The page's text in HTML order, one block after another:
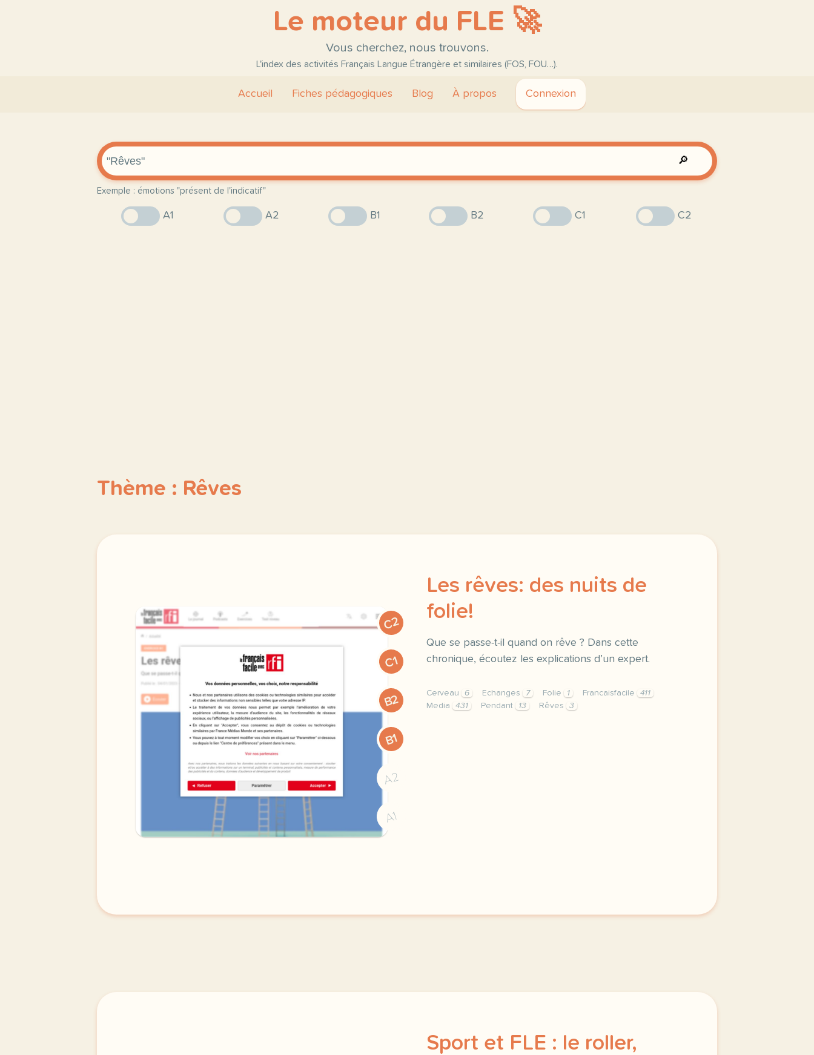
Le moteur du FLE 🚀
Vous cherchez, nous trouvons.
L'index des activités Français Langue Étrangère et similaires (FOS, FOU…).
Accueil Fiches pédagogiques Blog À propos Connexion
🔎
Exemple : émotions "présent de l'indicatif"
A1 A2 B1 B2 C1 C2
Thème : Rêves
C2
C1
B2
B1
A2
A1
Les rêves: des nuits de
folie!
Que se passe-t-il quand on rêve ? Dans cette
chronique, écoutez les explications d’un expert.
Cerveau 6 Echanges 7 Folie 1 Francaisfacile
411
Media
431 Pendant 13 Rêves 3
Sport et FLE : le roller,